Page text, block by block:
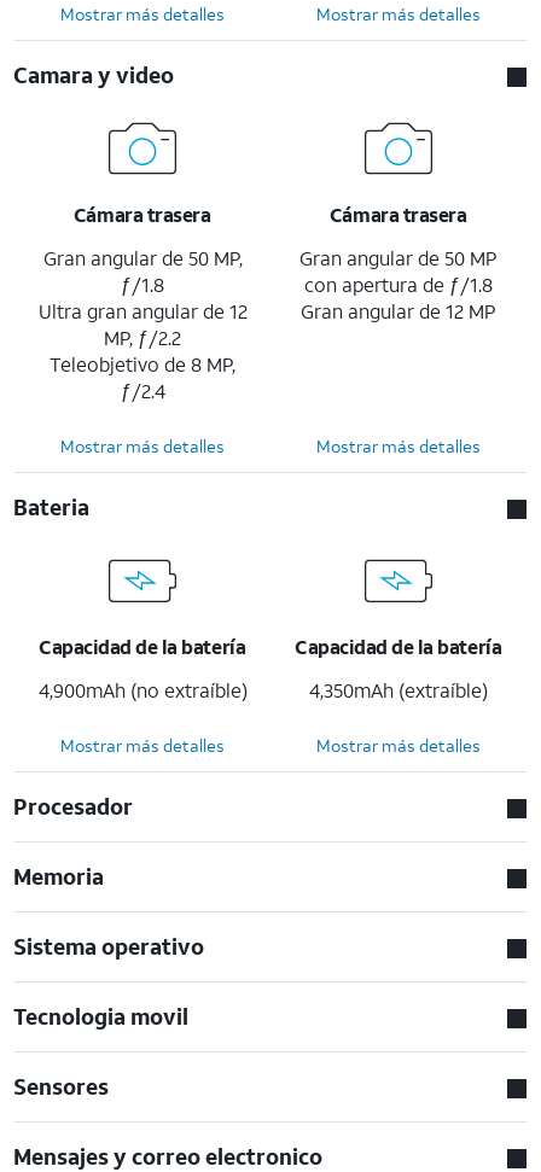
Mostrar más detalles Mostrar más detalles
Camara y video
Cámara trasera
Gran angular de 50 MP,
ƒ/1.8
Ultra gran angular de 12
MP, ƒ/2.2
Teleobjetivo de 8 MP,
ƒ/2.4
Cámara trasera
Gran angular de 50 MP
con apertura de ƒ/1.8
Gran angular de 12 MP
Mostrar más detalles Mostrar más detalles
Bateria
Capacidad de la batería
4,900mAh (no extraíble)
Capacidad de la batería
4,350mAh (extraíble)
Mostrar más detalles Mostrar más detalles
Procesador
Memoria
Sistema operativo
Tecnologia movil
Sensores
Mensajes y correo electronico